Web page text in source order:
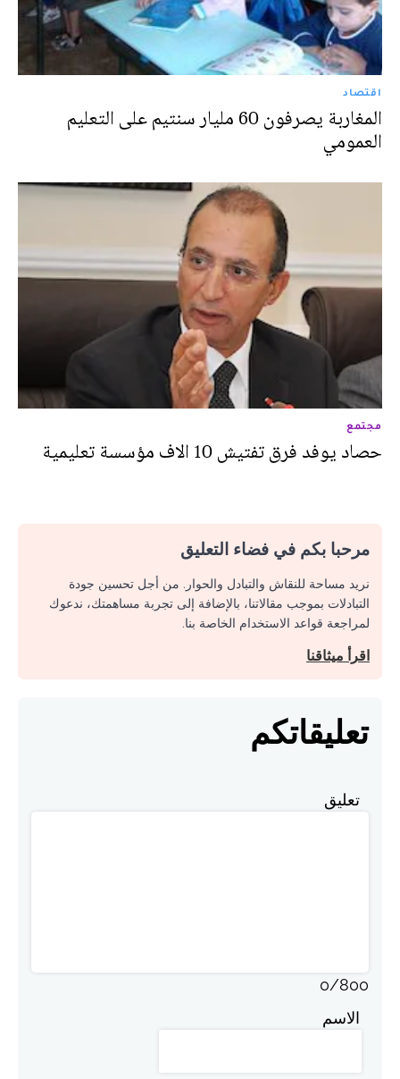
اقتصاد
المغاربة يصرفون 60 مليار سنتيم على التعليم
العمومي
مجتمع
حصاد يوفد فرق تفتيش 10 الاف مؤسسة تعليمية
مرحبا بكم في فضاء التعليق
نريد مساحة للنقاش والتبادل والحوار. من أجل تحسين جودة
التبادلات بموجب مقالاتنا، بالإضافة إلى تجربة مساهمتك، ندعوك
لمراجعة قواعد الاستخدام الخاصة بنا.
اقرأ ميثاقنا
تعليقاتكم
تعليق
0/800
الاسم